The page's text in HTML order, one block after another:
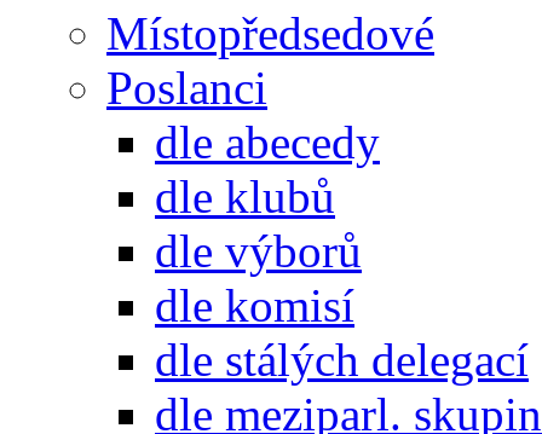
Místopředsedové
Poslanci
dle abecedy
dle klubů
dle výborů
dle komisí
dle stálých delegací
dle meziparl. skupin